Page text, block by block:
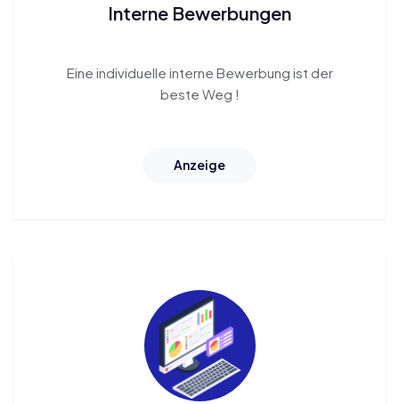
Interne Bewerbungen
Eine individuelle interne Bewerbung ist der
beste Weg !
Anzeige